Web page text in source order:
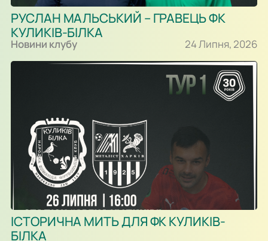
РУСЛАН МАЛЬСЬКИЙ – ГРАВЕЦЬ ФК
КУЛИКІВ-БІЛКА
Новини клубу 24 Липня, 2026
ІСТОРИЧНА МИТЬ ДЛЯ ФК КУЛИКІВ-
БІЛКА